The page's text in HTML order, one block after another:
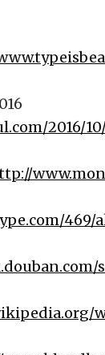
2016/
469/